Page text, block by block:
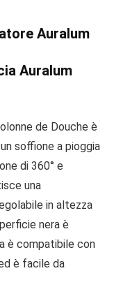
Auralum
Auralum
de Douche è
soffione a pioggia
di 360° e
una
in altezza
nera è
è compatibile con
è facile da